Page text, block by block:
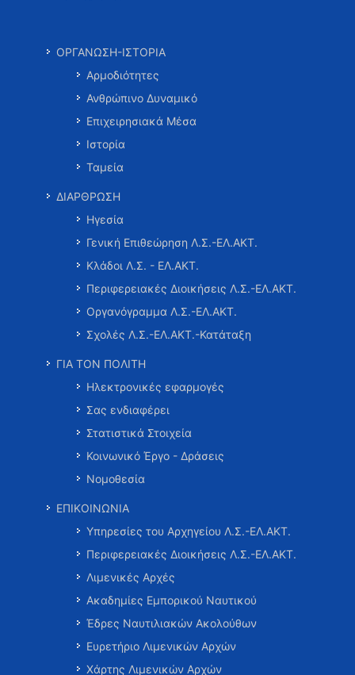
ΟΡΓΑΝΩΣΗ-ΙΣΤΟΡΙΑ
Αρμοδιότητες
Ανθρώπινο Δυναμικό
Επιχειρησιακά Μέσα
Ιστορία
Ταμεία
ΔΙΑΡΘΡΩΣΗ
Ηγεσία
Γενική Επιθεώρηση Λ.Σ.-ΕΛ.ΑΚΤ.
Κλάδοι Λ.Σ. - ΕΛ.ΑΚΤ.
Περιφερειακές Διοικήσεις Λ.Σ.-ΕΛ.ΑΚΤ.
Οργανόγραμμα Λ.Σ.-ΕΛ.ΑΚΤ.
Σχολές Λ.Σ.-ΕΛ.ΑΚΤ.-Κατάταξη
ΓΙΑ ΤΟΝ ΠΟΛΙΤΗ
Ηλεκτρονικές εφαρμογές
Σας ενδιαφέρει
Στατιστικά Στοιχεία
Κοινωνικό Έργο - Δράσεις
Νομοθεσία
ΕΠΙΚΟΙΝΩΝΙΑ
Υπηρεσίες του Αρχηγείου Λ.Σ.-ΕΛ.ΑΚΤ.
Περιφερειακές Διοικήσεις Λ.Σ.-ΕΛ.ΑΚΤ.
Λιμενικές Αρχές
Ακαδημίες Εμπορικού Ναυτικού
Έδρες Ναυτιλιακών Ακολούθων
Ευρετήριο Λιμενικών Αρχών
Χάρτης Λιμενικών Αρχών